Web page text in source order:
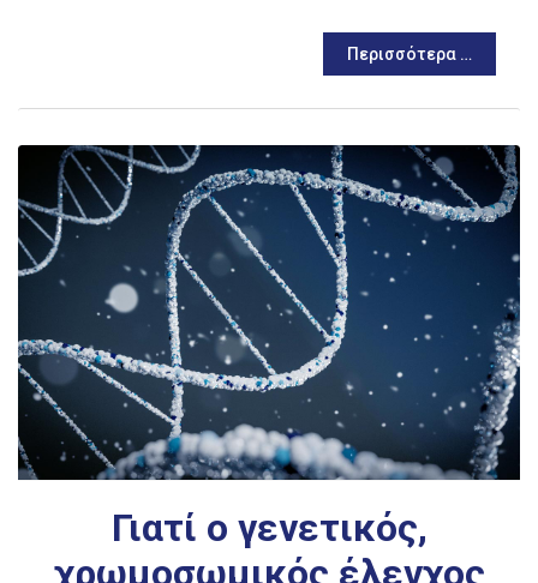
Περισσότερα …
Γιατί ο γενετικός,
χρωμοσωμικός έλεγχος